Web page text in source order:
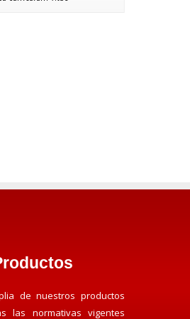
de nuestros productos
las normativas vigentes